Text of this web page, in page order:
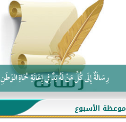
التَّعْلِيمُ القُرْآنِي
كلمة إلى إخواني السلفيين في الجزائر
رِسَالَةٌ إِلَى كُلِّ مَنْ لَهُ يَدٌ فِي إِعَانَةِ حُمَاةِ الوَطَنِ
موعظة الأسبوع